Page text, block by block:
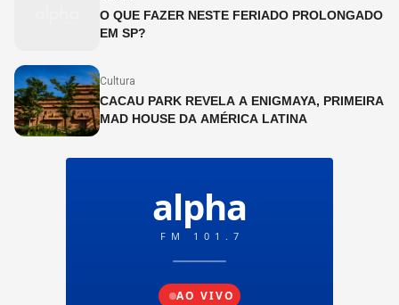
O QUE FAZER NESTE FERIADO PROLONGADO
EM SP?
Cultura
CACAU PARK REVELA A ENIGMAYA, PRIMEIRA
MAD HOUSE DA AMÉRICA LATINA